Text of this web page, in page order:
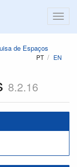
de Espaços
PT EN
8.2.16